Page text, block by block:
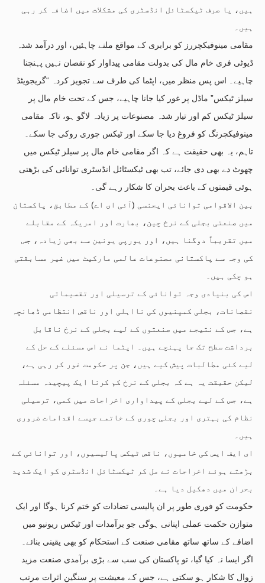
ہیں، یا صرف ٹیکسٹائل انڈسٹری کی مشکلات میں اضافہ کر رہی
ہیں۔
مقامی مینوفیکچررز کو برابری کے مواقع ملنے چاہئیں، اور درآمد شدہ
ڈیوٹی فری خام مال کی بدولت مقامی پیداوار کو نقصان نہیں پہنچنا
چاہیے۔ اس پس منظر میں، اپٹما کی طرف سے تجویز کردہ “گریجویٹڈ
سیلز ٹیکس” ماڈل پر غور کیا جانا چاہیے، جس کے تحت خام مال پر
سیلز ٹیکس کم اور تیار شدہ مصنوعات پر زیادہ لاگو ہو، تاکہ مقامی
مینوفیکچرنگ کو فروغ دیا جا سکے اور ٹیکس چوری روکی جا سکے۔
تاہم، یہ بھی حقیقت ہے کہ اگر مقامی خام مال پر سیلز ٹیکس میں
چھوٹ دے بھی دی جائے، تب بھی ٹیکسٹائل انڈسٹری توانائی کی بڑھتی
ہوئی قیمتوں کے باعث بحران کا شکار رہے گی۔
بین الاقوامی توانائی ایجنسی (آئی ای اے) کے مطابق، پاکستان
میں صنعتی بجلی کے نرخ چین، بھارت اور امریکہ کے مقابلے
میں تقریباً دوگنا ہیں، اور یورپی یونین سے بھی زیادہ، جس
کی وجہ سے پاکستانی مصنوعات عالمی مارکیٹ میں غیر مسابقتی
ہو چکی ہیں۔
اس کی بنیادی وجہ توانائی کے ترسیلی اور تقسیماتی
نقصانات، بجلی کمپنیوں کی نااہلی اور ناقص انتظامی ڈھانچہ
ہے، جس کے نتیجے میں صنعتوں کے لیے بجلی کے نرخ ناقابل
برداشت سطح تک جا پہنچے ہیں۔ اپٹما نے اس مسئلے کے حل کے
لیے کئی مطالبات پیش کیے ہیں، جن پر حکومت غور کر رہی ہے،
لیکن حقیقت یہ ہے کہ بجلی کے نرخ کم کرنا ایک پیچیدہ مسئلہ
ہے، جس کے لیے بجلی کے پیداواری اخراجات میں کمی، ترسیلی
نظام کی بہتری اور بجلی چوری کے خاتمے جیسے اقدامات ضروری
ہیں۔
ای ایف ایس کی خامیوں، ناقص ٹیکس پالیسیوں، اور توانائی کے
بڑھتے ہوئے اخراجات نے مل کر ٹیکسٹائل انڈسٹری کو ایک شدید
بحران میں دھکیل دیا ہے۔
حکومت کو فوری طور پر ان پالیسی تضادات کو ختم کرنا ہوگا اور ایک
متوازن حکمت عملی اپنانی ہوگی جو برآمدات اور ٹیکس ریونیو میں
اضافے کے ساتھ ساتھ مقامی صنعت کے استحکام کو بھی یقینی بنائے۔
اگر ایسا نہ کیا گیا، تو پاکستان کی سب سے بڑی برآمدی صنعت مزید
زوال کا شکار ہو سکتی ہے، جس کے معیشت پر سنگین اثرات مرتب